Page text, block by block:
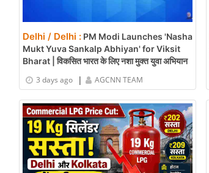
Delhi / Delhi : PM Modi Launches 'Nasha
Mukt Yuva Sankalp Abhiyan' for Viksit
Bharat | विकसित भारत के लिए नशा मुक्त युवा अभियान
3 days ago
| AGCNN TEAM